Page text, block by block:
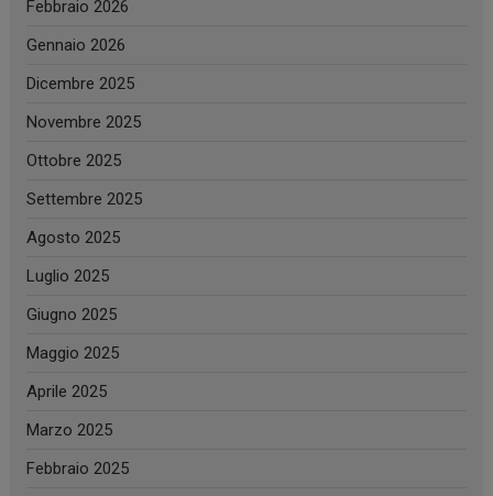
Febbraio 2026
Gennaio 2026
Dicembre 2025
Novembre 2025
Ottobre 2025
Settembre 2025
Agosto 2025
Luglio 2025
Giugno 2025
Maggio 2025
Aprile 2025
Marzo 2025
Febbraio 2025